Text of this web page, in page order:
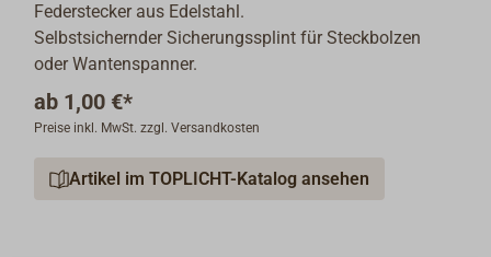
Federstecker aus Edelstahl.
Selbstsichernder Sicherungssplint für Steckbolzen
oder Wantenspanner.
ab 1,00 €*
Preise inkl. MwSt. zzgl. Versandkosten
Artikel im TOPLICHT-Katalog ansehen